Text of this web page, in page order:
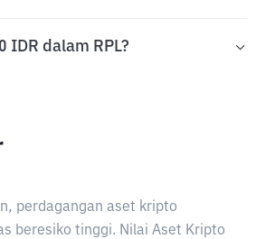
IDR dalam RPL?
perdagangan aset kripto
beresiko tinggi. Nilai Aset Kripto